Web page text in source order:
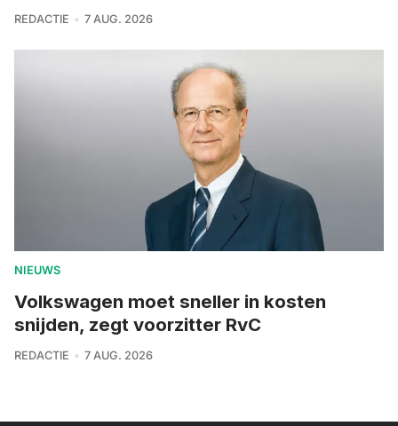
REDACTIE 7 AUG. 2026
NIEUWS
Volkswagen moet sneller in kosten
snijden, zegt voorzitter RvC
REDACTIE 7 AUG. 2026